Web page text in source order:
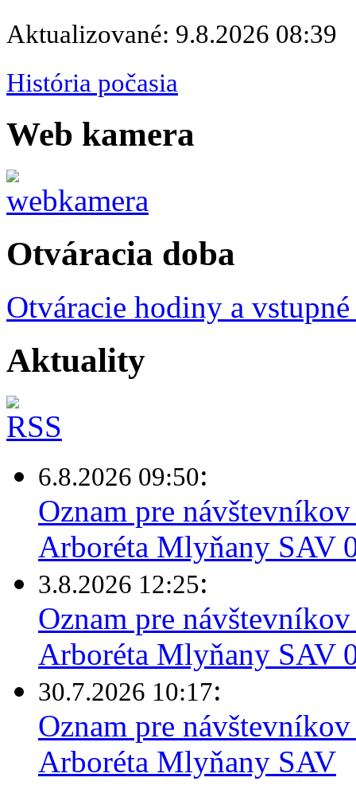
Aktualizované: 9.8.2026 08:39
História počasia
Web kamera
Otváracia doba
Otváracie hodiny a
Aktuality
6.8.2026 09:50:
Oznam pre
Arboréta Mlyňany SAV
3.8.2026 12:25:
Oznam pre
Arboréta Mlyňany SAV
30.7.2026 10:17:
Oznam pre
Arboréta Mlyňany SAV